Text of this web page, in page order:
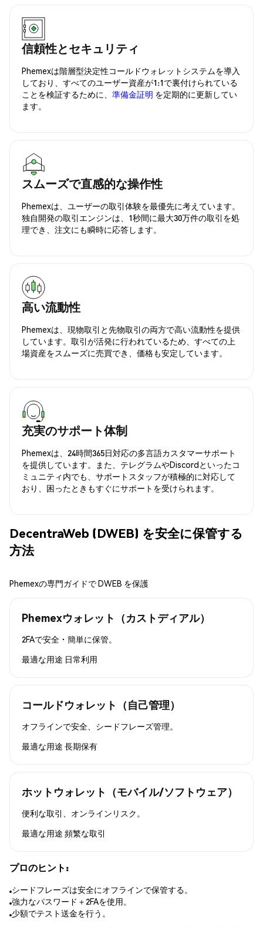
信頼性とセキュリティ
Phemexは階層型決定性コールドウォレットシステムを導入
しており、すべてのユーザー資産が1:1で裏付けられている
ことを検証するために、 準備金証明 を定期的に更新してい
ます。
スムーズで直感的な操作性
Phemexは、ユーザーの取引体験を最優先に考えています。
独自開発の取引エンジンは、1秒間に最大30万件の取引を処
理でき、注文にも瞬時に応答します。
高い流動性
Phemexは、現物取引と先物取引の両方で高い流動性を提供
しています。取引が活発に行われているため、すべての上
場資産をスムーズに売買でき、価格も安定しています。
充実のサポート体制
Phemexは、24時間365日対応の多言語カスタマーサポート
を提供しています。また、テレグラムやDiscordといったコ
ミュニティ内でも、サポートスタッフが積極的に対応して
おり、困ったときもすぐにサポートを受けられます。
DecentraWeb (DWEB) を安全に保管する
方法
Phemexの専門ガイドで DWEB を保護
Phemexウォレット（カストディアル）
2FAで安全・簡単に保管。
最適な用途 日常利用
コールドウォレット（自己管理）
オフラインで安全、シードフレーズ管理。
最適な用途 長期保有
ホットウォレット（モバイル/ソフトウェア）
便利な取引、オンラインリスク。
最適な用途 頻繁な取引
プロのヒント:
シードフレーズは安全にオフラインで保管する。
強力なパスワード＋2FAを使用。
少額でテスト送金を行う。